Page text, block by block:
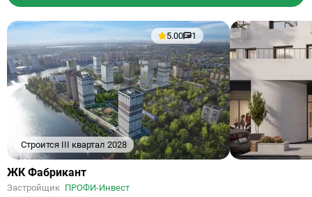
Строится III квартал 2028
5.00 1
Ссылка
объект
ЖК Фабрикант
Застройщик ПРОФИ-Инвест